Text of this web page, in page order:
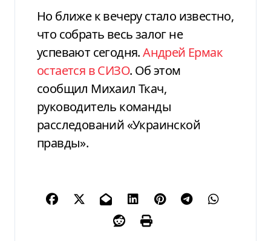
Но ближе к вечеру стало известно,
что собрать весь залог не
успевают сегодня.Андрей Ермак
остается в СИЗО. Об этом
сообщил Михаил Ткач,
руководитель команды
расследований «Украинской
правды».